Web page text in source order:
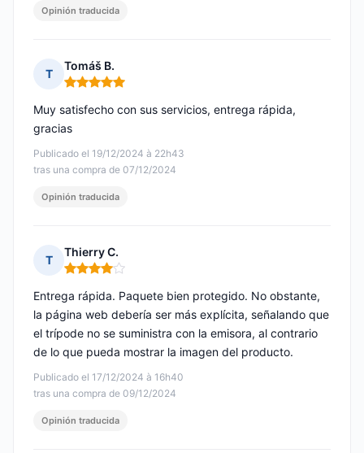
Opinión traducida
T
Tomáš B.
Nota: 5 de 5
Publicado el 19/12/2024 à 22h43
tras una compra de 07/12/2024
Muy satisfecho con sus servicios, entrega rápida,
gracias
Opinión traducida
T
Thierry C.
Nota: 4 de 5
Publicado el 17/12/2024 à 16h40
tras una compra de 09/12/2024
Entrega rápida. Paquete bien protegido. No obstante,
la página web debería ser más explícita, señalando que
el trípode no se suministra con la emisora, al contrario
de lo que pueda mostrar la imagen del producto.
Opinión traducida